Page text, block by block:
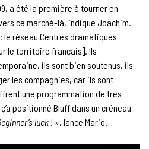
a été la première à tourner en
ce marché-là, indique Joachim.
le réseau Centres dramatiques
le territoire français]. Ils
ils sont bien soutenus, ils
les compagnies, car ils sont
une programmation de très
positionné Bluff dans un créneau
luck ! », lance Mario.